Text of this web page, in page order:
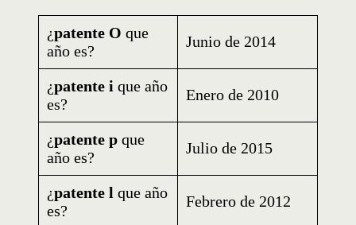
¿patente O que
año es?
Junio de 2014
¿patente i que año
es?
Enero de 2010
¿patente p que
año es?
Julio de 2015
¿patente l que año
es?
Febrero de 2012